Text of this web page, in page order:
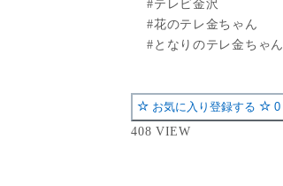
#テレビ金沢
#花のテレ金ちゃん
#となりのテレ金ちゃん
お気に入り登録する
0
408 VIEW